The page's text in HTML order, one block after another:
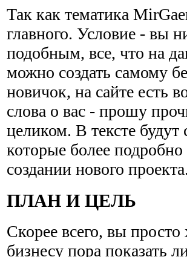
Так как тематика
главного. Условие - вы
подобным, все, что на
можно создать самому
новичок, на сайте есть
слова о вас - прошу
целиком. В тексте
которые более
создании нового
ПЛАН И ЦЕЛЬ
Скорее всего, вы просто
бизнесу пора показать